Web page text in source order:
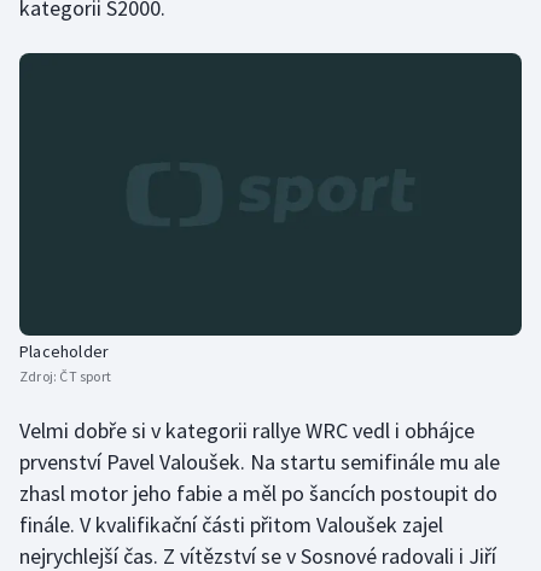
Olympijské hry
Rychlostní kanoistika
Short track
Sportovní střelba
Stolní tenis
kategorii S2000.
Placeholder
Zdroj: ČT sport
Velmi dobře si v kategorii rallye WRC vedl i obhájce
prvenství Pavel Valoušek. Na startu semifinále mu ale
zhasl motor jeho fabie a měl po šancích postoupit do
finále. V kvalifikační části přitom Valoušek zajel
nejrychlejší čas. Z vítězství se v Sosnové radovali i Jiří